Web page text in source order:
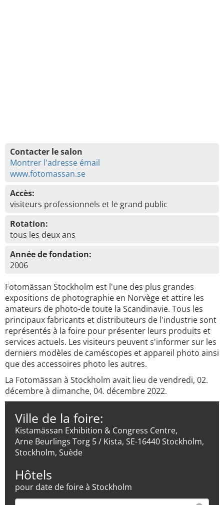
Contacter le salon
Montrer l'adresse émail
www.fotomassan.se
Accès:
visiteurs professionnels et le grand public
Rotation:
tous les deux ans
Année de fondation:
2006
Fotomässan Stockholm est l'une des plus grandes
expositions de photographie en Norvège et attire les
amateurs de photo-de toute la Scandinavie. Tous les
principaux fabricants et distributeurs de l'industrie sont
représentés à la foire pour présenter leurs produits et
services actuels. Les visiteurs peuvent s'informer sur les
derniers modèles de caméscopes et appareil photo ainsi
que des accessoires photo les autres.
La Fotomässan à Stockholm avait lieu de vendredi, 02.
décembre à dimanche, 04. décembre 2022.
Ville de la foire:
Kistamässan Exhibition & Congress Centre,
Arne Beurlings Torg 5 / Kista, SE-16440 Stockholm,
Stockholm, Suède
Hôtels
pour date de foire à Stockholm